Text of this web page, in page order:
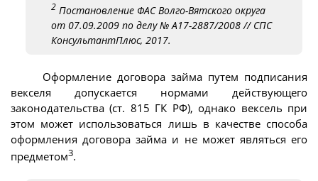
2 Постановление ФАС Волго-Вятского округа
от 07.09.2009 по делу № А17-2887/2008 // СПС
КонсультантПлюс, 2017.
Оформление договора займа путем подписания
векселя допускается нормами действующего
законодательства (ст. 815 ГК РФ), однако вексель при
этом может использоваться лишь в качестве способа
оформления договора займа и не может являться его
предметом3.